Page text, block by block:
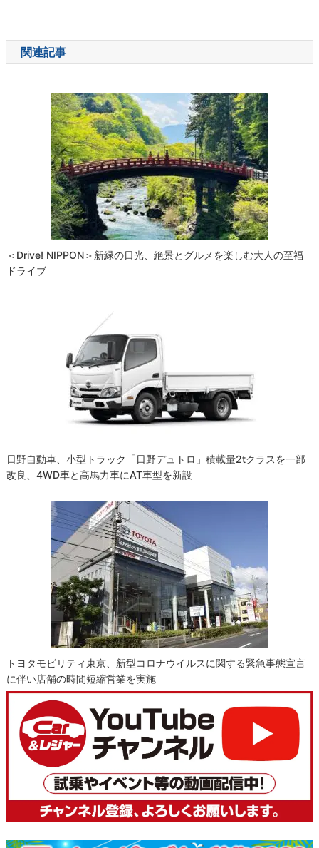
ナ
ビ
関連記事
＜Drive! NIPPON＞新緑の日光、絶景とグルメを楽しむ大人の至福
ドライブ
日野自動車、小型トラック「日野デュトロ」積載量2tクラスを一部
改良、4WD車と高馬力車にAT車型を新設
トヨタモビリティ東京、新型コロナウイルスに関する緊急事態宣言
に伴い店舗の時間短縮営業を実施